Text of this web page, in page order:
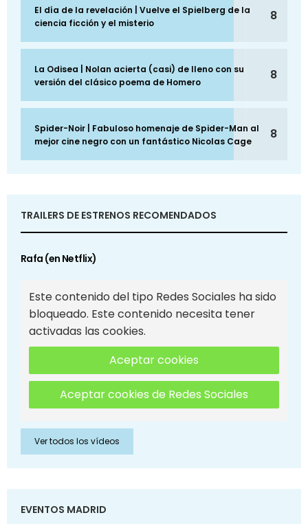
El día de la revelación | Vuelve el Spielberg de la
ciencia ficción y el misterio
8
La Odisea | Nolan acierta (casi) de lleno con su
versión del clásico poema de Homero
8
Spider-Noir | Fabuloso homenaje de Spider-Man al
mejor cine negro con un fantástico Nicolas Cage
8
TRAILERS DE ESTRENOS RECOMENDADOS
Rafa (en Netflix)
Este contenido del tipo Redes Sociales ha sido
bloqueado. Este contenido necesita tener
activadas las cookies.
Aceptar cookies
Aceptar cookies de Redes Sociales
Ver todos los vídeos
EVENTOS MADRID